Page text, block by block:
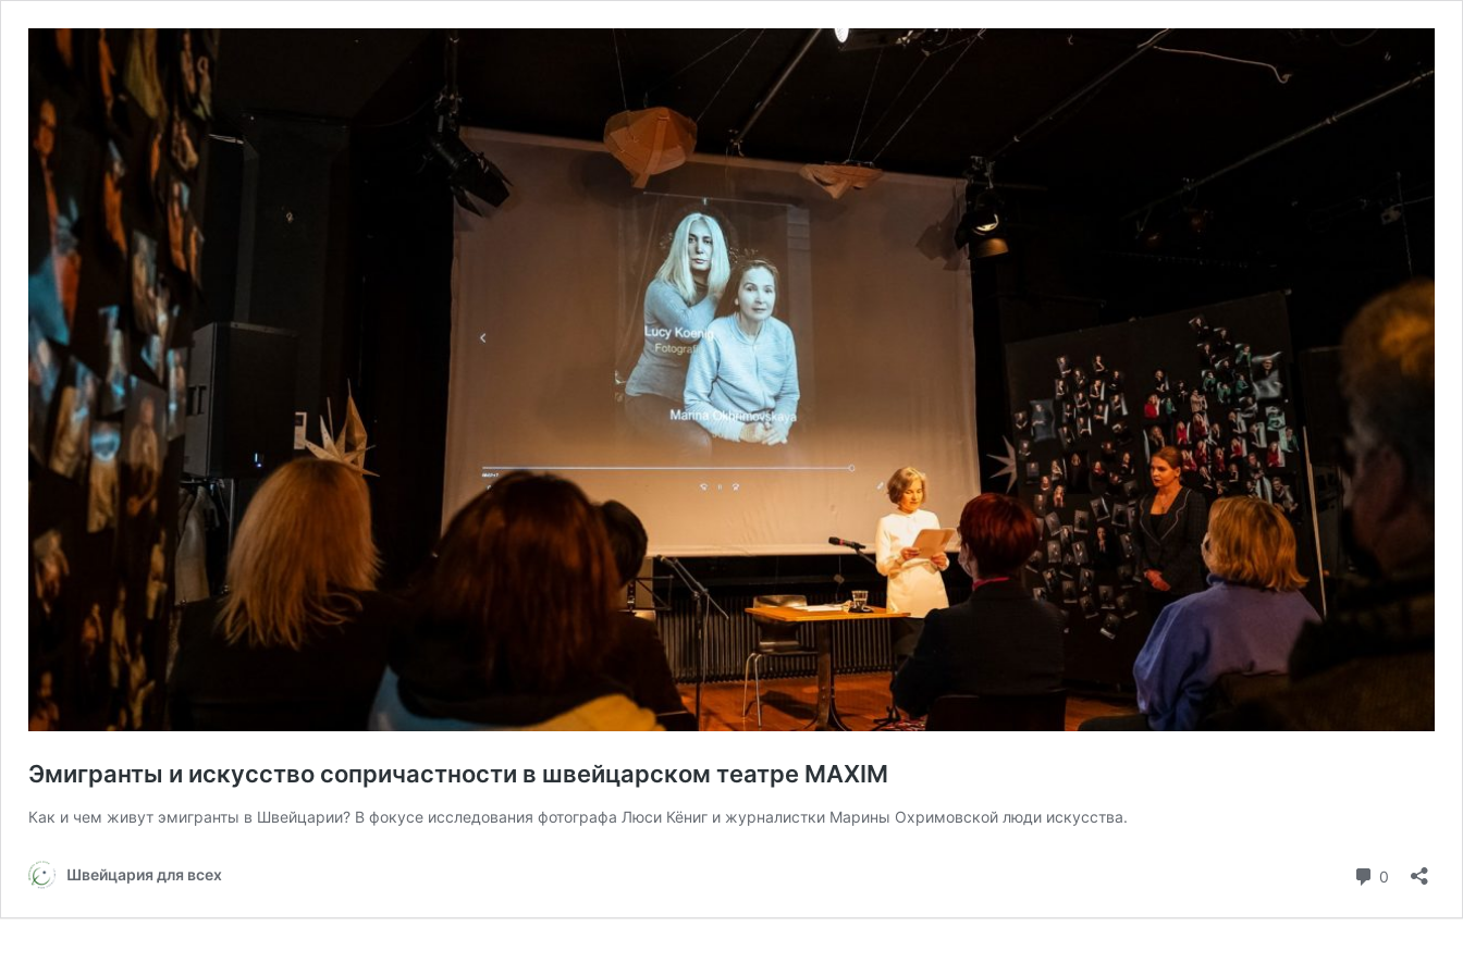
Эмигранты и искусство сопричастности в швейцарском театре MAXIM
Как и чем живут эмигранты в Швейцарии? В фокусе исследования фотографа Люси Кёниг и журналистки Марины Охримовской люди искусства.
Швейцария для всех 0